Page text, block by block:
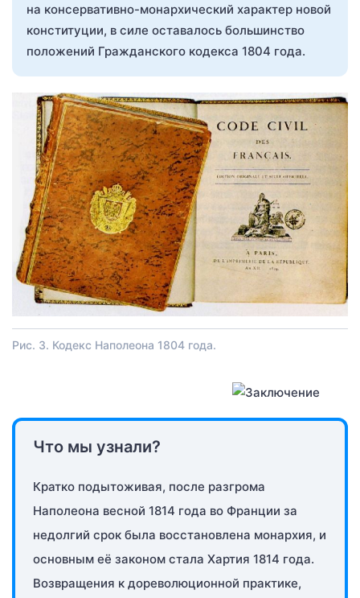
на консервативно-монархический характер новой
конституции, в силе оставалось большинство
положений Гражданского кодекса 1804 года.
Рис. 3. Кодекс Наполеона 1804 года.
Что мы узнали?
Кратко подытоживая, после разгрома
Наполеона весной 1814 года во Франции за
недолгий срок была восстановлена монархия, и
основным её законом стала Хартия 1814 года.
Возвращения к дореволюционной практике,